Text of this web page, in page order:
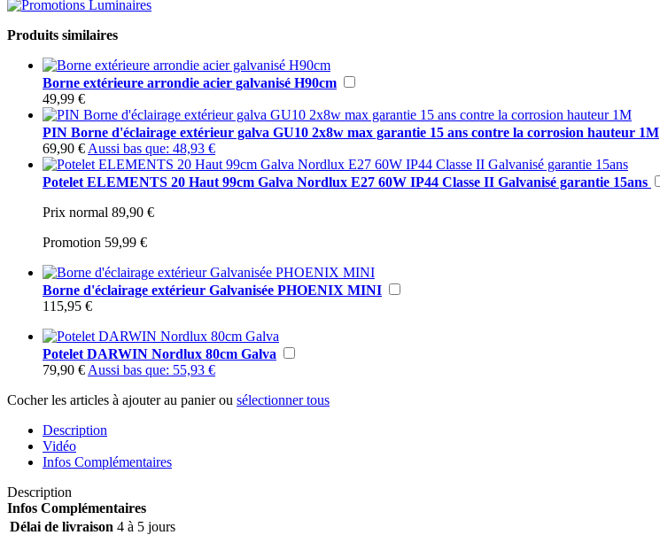
Produits similaires
Borne extérieure arrondie acier galvanisé H90cm
49,99 €
PIN Borne d'éclairage extérieur galva GU10 2x8w max garantie 15 ans contre la corrosion hauteur 1M
69,90 € Aussi bas que: 48,93 €
Potelet ELEMENTS 20 Haut 99cm Galva Nordlux E27 60W IP44 Classe II Galvanisé garantie 15ans
Prix normal 89,90 €
Promotion 59,99 €
Borne d'éclairage extérieur Galvanisée PHOENIX MINI
115,95 €
Potelet DARWIN Nordlux 80cm Galva
79,90 € Aussi bas que: 55,93 €
Cocher les articles à ajouter au panier ou sélectionner tous
Description
Vidéo
Infos Complémentaires
Description
Infos Complémentaires
Délai de livraison 4 à 5 jours